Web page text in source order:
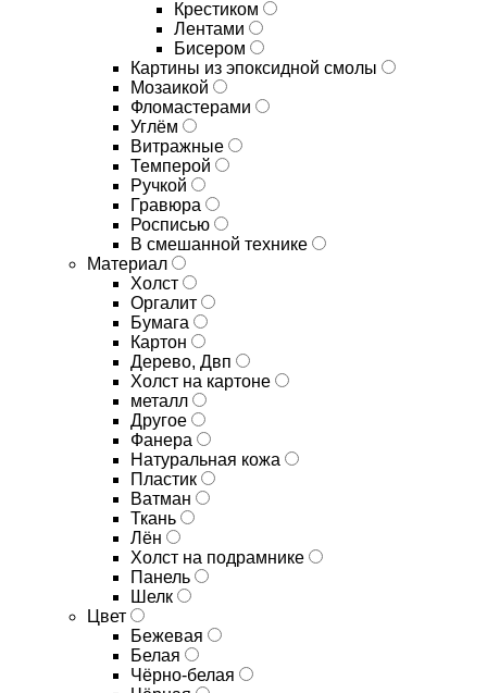
Крестиком
Лентами
Бисером
Картины из эпоксидной смолы
Мозаикой
Фломастерами
Углём
Витражные
Темперой
Ручкой
Гравюра
Росписью
В смешанной технике
Материал
Холст
Оргалит
Бумага
Картон
Дерево, Двп
Холст на картоне
металл
Другое
Фанера
Натуральная кожа
Пластик
Ватман
Ткань
Лён
Холст на подрамнике
Панель
Шелк
Цвет
Бежевая
Белая
Чёрно-белая